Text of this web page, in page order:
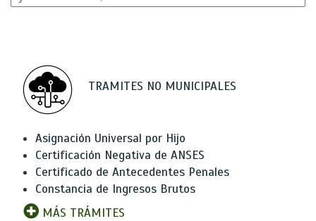
TRAMITES NO MUNICIPALES
Asignación Universal por Hijo
Certificación Negativa de ANSES
Certificado de Antecedentes Penales
Constancia de Ingresos Brutos
MÁS TRÁMITES